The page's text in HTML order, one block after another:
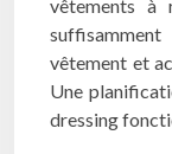
vêtements à
vêtement et
Une
dressing